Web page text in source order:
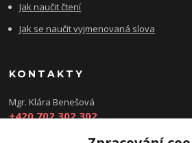
Jak naučit čtení
Jak se naučit vyjmenovaná slova
KONTAKTY
Mgr. Klára Benešová
+420 702 302 302